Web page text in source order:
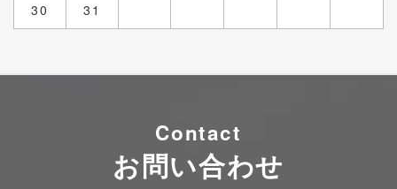
30 31
Contact
お問い合わせ